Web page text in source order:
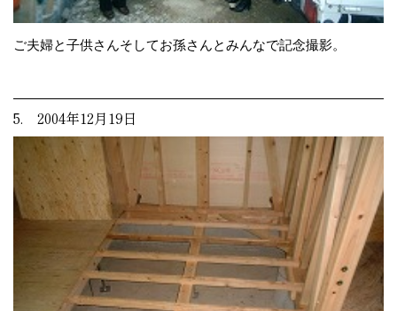
ご夫婦と子供さんそしてお孫さんとみんなで記念撮影。
5. 2004年12月19日